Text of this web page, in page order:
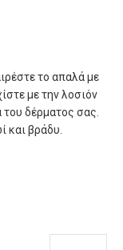
το απαλά με
με την λοσιόν
του δέρματος σας.
και βράδυ.